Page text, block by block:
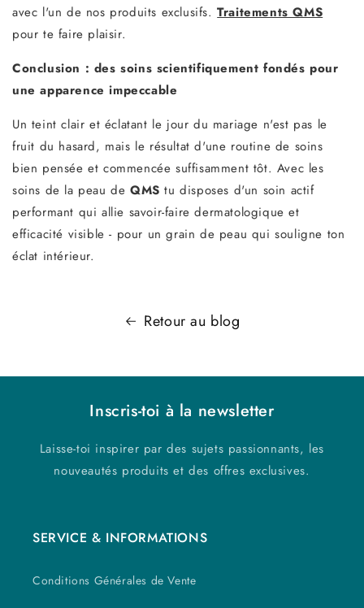
avec l'un de nos produits exclusifs.Traitements QMS
pour te faire plaisir.
Conclusion : des soins scientifiquement fondés pour
une apparence impeccable
Un teint clair et éclatant le jour du mariage n'est pas le
fruit du hasard, mais le résultat d'une routine de soins
bien pensée et commencée suffisamment tôt. Avec les
soins de la peau de QMS tu disposes d'un soin actif
performant qui allie savoir-faire dermatologique et
efficacité visible - pour un grain de peau qui souligne ton
éclat intérieur.
Retour au blog
Inscris-toi à la newsletter
Laisse-toi inspirer par des sujets passionnants, les
nouveautés produits et des offres exclusives.
SERVICE & INFORMATIONS
Conditions Générales de Vente